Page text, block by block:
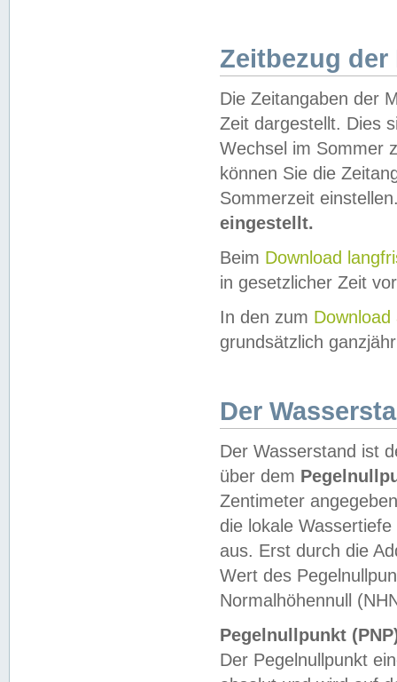
Zeitbezug der
Die Zeitangaben der
Zeit dargestellt. Dies
Wechsel im Sommer
können Sie die
Sommerzeit
eingestellt.
Beim Download
in gesetzlicher Zeit
In den zum Download
grundsätzlich
Der
Der Wasserstand ist
über dem
Zentimeter
die lokale
aus. Erst durch die
Wert des
Normalhöhennull
Pegelnullpunkt
Der Pegelnullpunkt